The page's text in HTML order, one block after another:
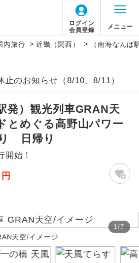
ログイン
会員登録
メニュー
内旅行 > 近畿（関西） > （南海なん
止のお知らせ（8/10、8/11）
発）観光列車GRAN天
とめぐる高野山パワー
日帰り
開始！
円
1/7
天空/イメージ
説明
往路出発空港（駅）から復路到着空港
（駅）まで同行します。
現地到着空港（駅）から最終日出発空港
（駅）まで添乗員が同行します。
バスガイドが乗務し、車内での観光案内
があります。
初登場のコースです。
然遺産を訪ねるコースです。
絶景スポットに立ち寄るコースです。